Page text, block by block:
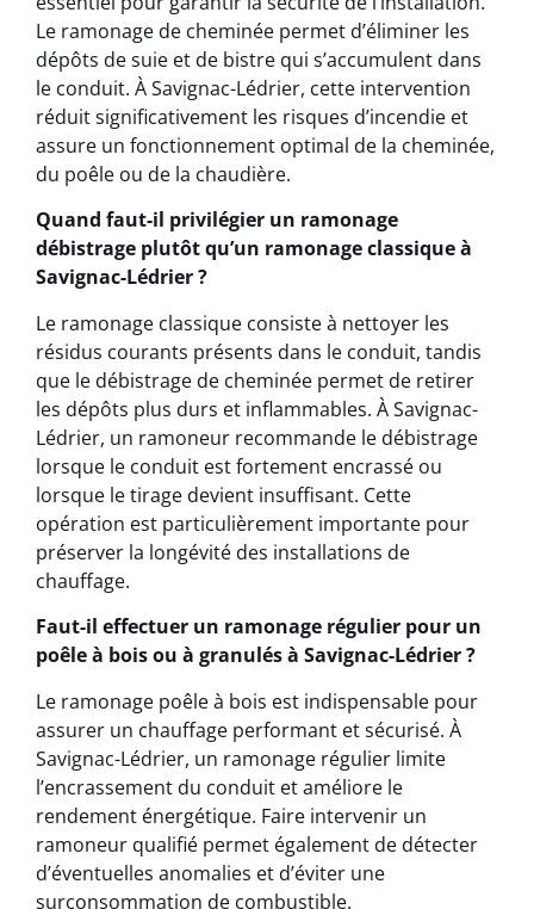
Le ramonage de cheminée permet d’éliminer les
dépôts de suie et de bistre qui s’accumulent dans
le conduit. À Savignac-Lédrier, cette intervention
réduit significativement les risques d’incendie et
assure un fonctionnement optimal de la cheminée,
du poêle ou de la chaudière.
Quand faut-il privilégier un ramonage
débistrage plutôt qu’un ramonage classique à
Savignac-Lédrier ?
Le ramonage classique consiste à nettoyer les
résidus courants présents dans le conduit, tandis
que le débistrage de cheminée permet de retirer
les dépôts plus durs et inflammables. À Savignac-
Lédrier, un ramoneur recommande le débistrage
lorsque le conduit est fortement encrassé ou
lorsque le tirage devient insuffisant. Cette
opération est particulièrement importante pour
préserver la longévité des installations de
chauffage.
Faut-il effectuer un ramonage régulier pour un
poêle à bois ou à granulés à Savignac-Lédrier ?
Le ramonage poêle à bois est indispensable pour
assurer un chauffage performant et sécurisé. À
Savignac-Lédrier, un ramonage régulier limite
l’encrassement du conduit et améliore le
rendement énergétique. Faire intervenir un
ramoneur qualifié permet également de détecter
d’éventuelles anomalies et d’éviter une
surconsommation de combustible.